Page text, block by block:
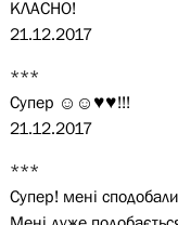
КЛАСНО!
21.12.2017
***
Супер ☺☺♥♥!!!
21.12.2017
***
Супер! мені